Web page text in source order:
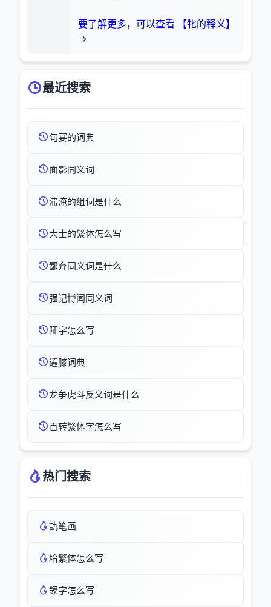
要了解更多，可以查看 【牝的释义】
最近搜索
旬宴的词典
面影同义词
滞淹的组词是什么
大士的繁体怎么写
鄙弃同义词是什么
强记博闻同义词
阷字怎么写
遶膝词典
龙争虎斗反义词是什么
百转繁体字怎么写
热门搜索
訅笔画
垥繁体怎么写
鏌字怎么写